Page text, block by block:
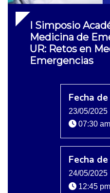
I Simposio
Medicina de
UR: Retos en
Emergencias
Fecha
23/05/2025
07:30 am
Fecha
24/05/2025
12:45 pm